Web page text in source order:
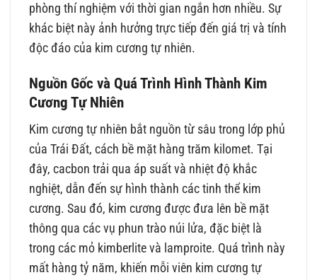
phòng thí nghiệm với thời gian ngắn hơn nhiều. Sự
khác biệt này ảnh hưởng trực tiếp đến giá trị và tính
độc đáo của kim cương tự nhiên.
Nguồn Gốc và Quá Trình Hình Thành Kim
Cương Tự Nhiên
Kim cương tự nhiên bắt nguồn từ sâu trong lớp phủ
của Trái Đất, cách bề mặt hàng trăm kilomet. Tại
đây, cacbon trải qua áp suất và nhiệt độ khắc
nghiệt, dẫn đến sự hình thành các tinh thể kim
cương. Sau đó, kim cương được đưa lên bề mặt
thông qua các vụ phun trào núi lửa, đặc biệt là
trong các mỏ kimberlite và lamproite. Quá trình này
mất hàng tỷ năm, khiến mỗi viên kim cương tự